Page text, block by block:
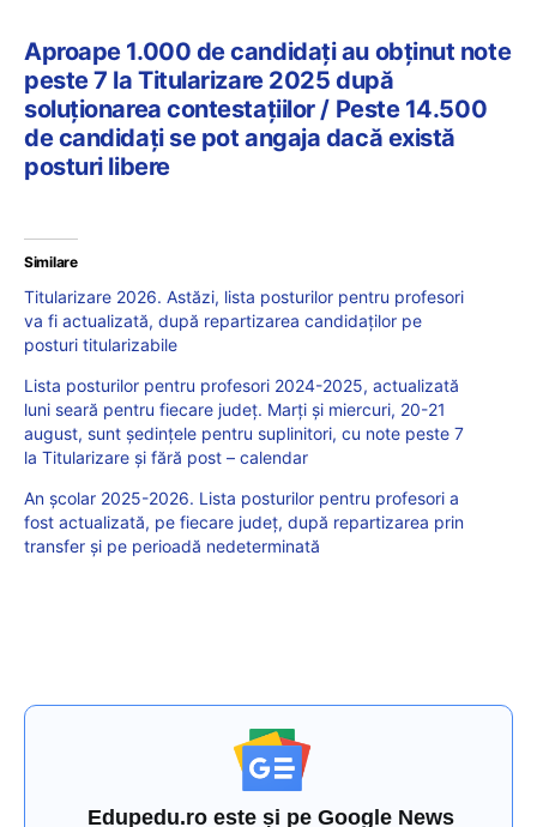
Aproape 1.000 de candidați au obținut note
peste 7 la Titularizare 2025 după
soluționarea contestațiilor / Peste 14.500
de candidați se pot angaja dacă există
posturi libere
Similare
Titularizare 2026. Astăzi, lista posturilor pentru profesori
va fi actualizată, după repartizarea candidaților pe
posturi titularizabile
Lista posturilor pentru profesori 2024-2025, actualizată
luni seară pentru fiecare județ. Marți și miercuri, 20-21
august, sunt ședințele pentru suplinitori, cu note peste 7
la Titularizare și fără post – calendar
An școlar 2025-2026. Lista posturilor pentru profesori a
fost actualizată, pe fiecare județ, după repartizarea prin
transfer și pe perioadă nedeterminată
Edupedu.ro este și pe Google News